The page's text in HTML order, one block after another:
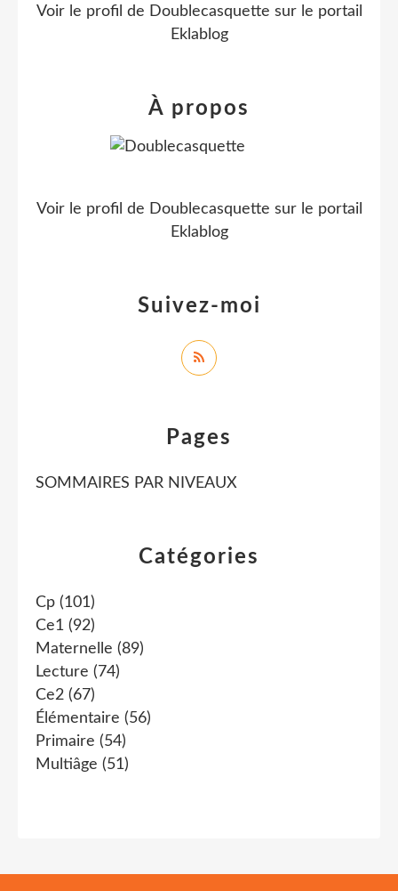
Catégories
Cp (101)
Ce1 (92)
Maternelle (89)
Lecture (74)
Ce2 (67)
Élémentaire (56)
Primaire (54)
Multiâge (51)
Pages
SOMMAIRES PAR NIVEAUX
Voir le profil de Doublecasquette sur le portail
Eklablog
Suivez-moi
À propos
Voir le profil de Doublecasquette sur le portail
Eklablog